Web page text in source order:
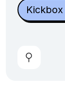
Kickbox